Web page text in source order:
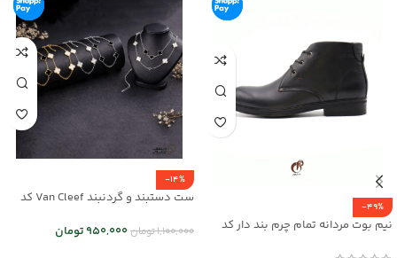
-49%
نیم بوت مردانه تمام چرم بند دار کد
-14%
ست دستبند و گردنبند Van Cleef کد
1,100,000تومان950,000تومان